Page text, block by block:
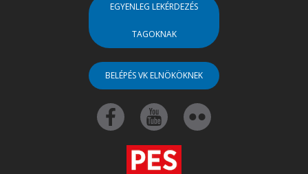
EGYENLEG LEKÉRDEZÉS
TAGOKNAK
BELÉPÉS VK ELNÖKÖKNEK